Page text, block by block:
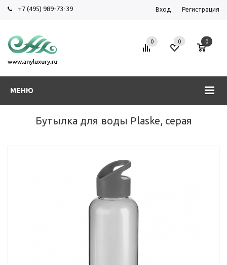
+7 (495) 989-73-39 Вход Регистрация
МЕНЮ
0 0 0
Бутылка для воды Plaske, серая